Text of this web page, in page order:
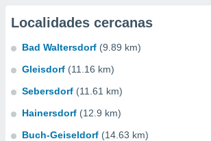
Localidades cercanas
Bad Waltersdorf (9.89 km)
Gleisdorf (11.16 km)
Sebersdorf (11.61 km)
Hainersdorf (12.9 km)
Buch-Geiseldorf (14.63 km)